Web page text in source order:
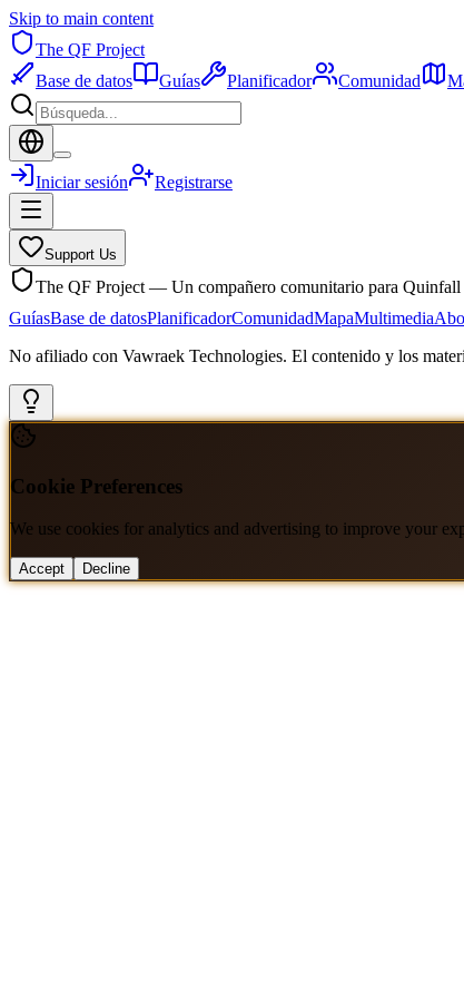
Skip to main content
The QF Project
Base de datos
Guías Planificador Comunidad
Iniciar sesión Registrarse
Support Us
The QF Project — Un compañero comunitario para Quinfall
GuíasBase de datosPlanificadorComunidadMapaMultimedia
No afiliado con Vawraek Technologies. El contenido y los
Cookie Preferences
We use cookies for analytics and advertising to improve your
Accept Decline